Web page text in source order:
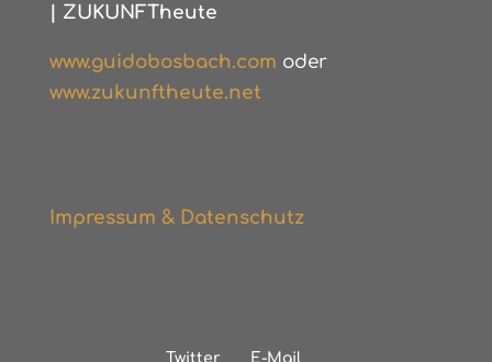
ZUKUNFTheute
www.guidobosbach.com oder
www.zukunftheute.net
Impressum & Datenschutz
Twitter E-Mail